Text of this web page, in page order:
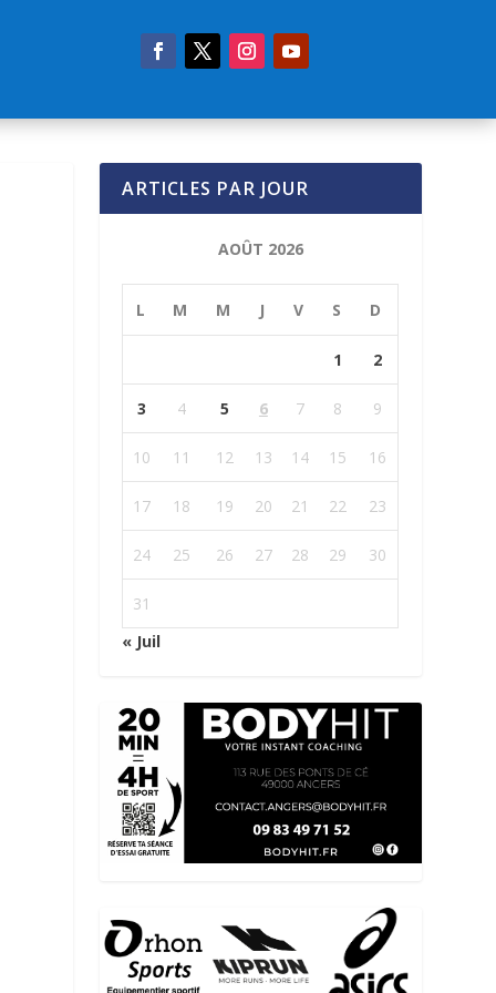
ARTICLES PAR JOUR
AOÛT 2026
L M M J V S D
1 2
3 4 5 6 7 8 9
10 11 12 13 14 15 16
17 18 19 20 21 22 23
24 25 26 27 28 29 30
31
« Juil